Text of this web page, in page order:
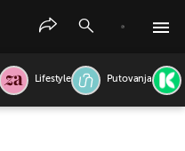
Lifestyle Putovanja